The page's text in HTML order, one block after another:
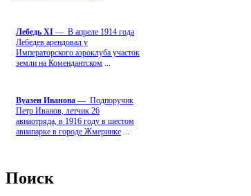
Лебедь ХI — В апреле 1914 года
Лебедев арендовал у
Императорского аэроклуба участок
земли на Комендантском
Вуазен Иванова — Подпоручик
Петр Иванов, летчик 26
авиаотряда, в 1916 году в шестом
авиапарке в городе Жмеринке
Поиск